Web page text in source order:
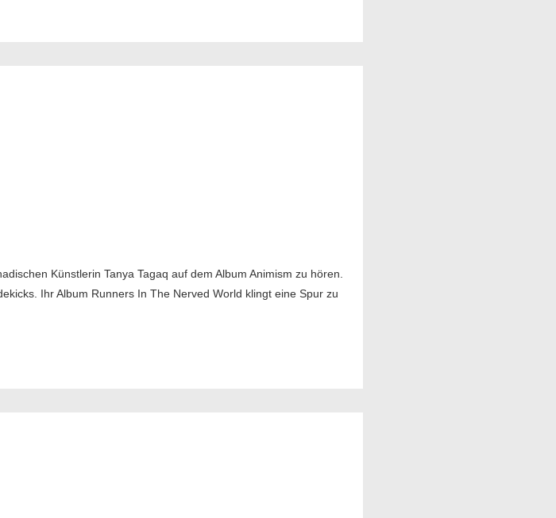
Künstlerin Tanya Tagaq auf dem Album Animism zu hören.
Ihr Album Runners In The Nerved World klingt eine Spur zu